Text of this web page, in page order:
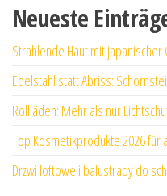
Neueste
Strahlende Haut mit
Edelstahl statt Abriss:
Rollläden: Mehr als nur
Top Kosmetikprodukte 2026 für
Drzwi loftowe i balustrady do